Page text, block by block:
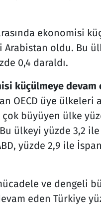
ekonomisi
Arabistan oldu. Bu
0,4 daraldı.
küçülmeye devam
OECD üye ülkeleri
büyüyen ülke
ülkeyi yüzde 3,2
yüzde 2,9 ile
ve dengeli
eden Türkiye